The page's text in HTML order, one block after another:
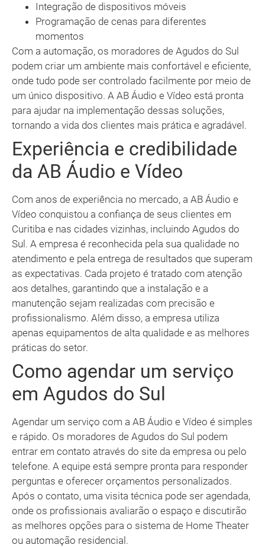
Integração de dispositivos móveis
Programação de cenas para diferentes
momentos
Com a automação, os moradores de Agudos do Sul
podem criar um ambiente mais confortável e eficiente,
onde tudo pode ser controlado facilmente por meio de
um único dispositivo. A AB Áudio e Vídeo está pronta
para ajudar na implementação dessas soluções,
tornando a vida dos clientes mais prática e agradável.
Experiência e credibilidade
da AB Áudio e Vídeo
Com anos de experiência no mercado, a AB Áudio e
Vídeo conquistou a confiança de seus clientes em
Curitiba e nas cidades vizinhas, incluindo Agudos do
Sul. A empresa é reconhecida pela sua qualidade no
atendimento e pela entrega de resultados que superam
as expectativas. Cada projeto é tratado com atenção
aos detalhes, garantindo que a instalação e a
manutenção sejam realizadas com precisão e
profissionalismo. Além disso, a empresa utiliza
apenas equipamentos de alta qualidade e as melhores
práticas do setor.
Como agendar um serviço
em Agudos do Sul
Agendar um serviço com a AB Áudio e Vídeo é simples
e rápido. Os moradores de Agudos do Sul podem
entrar em contato através do site da empresa ou pelo
telefone. A equipe está sempre pronta para responder
perguntas e oferecer orçamentos personalizados.
Após o contato, uma visita técnica pode ser agendada,
onde os profissionais avaliarão o espaço e discutirão
as melhores opções para o sistema de Home Theater
ou automação residencial.